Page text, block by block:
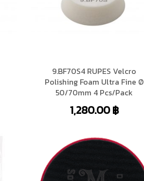
9.BF70S4 RUPES Velcro
Polishing Foam Ultra Fine Ø
50/70mm 4 Pcs/Pack
1,280.00฿